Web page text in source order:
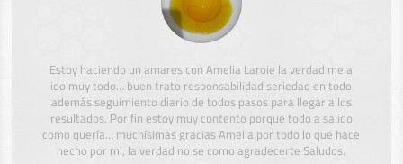
Estoy haciendo un amares con Amelia Laroie la verdad me a
ido muy todo… buen trato responsabilidad seriedad en todo
además seguimiento diario de todos pasos para llegar a los
resultados. Por fin estoy muy contento porque todo a salido
como quería… muchísimas gracias Amelia por todo lo que hace
hecho por mi, la verdad no se como agradecerte Saludos.